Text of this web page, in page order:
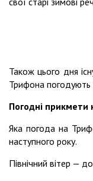
Також цього дня
Трифона погодують
Погодні прикмети
Яка погода на
наступного року.
Північний вітер —